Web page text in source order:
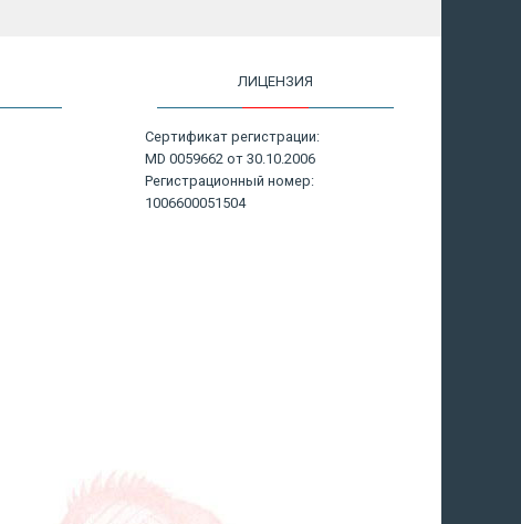
ЛИЦЕНЗИЯ
Сертификат регистрации:
MD 0059662 от 30.10.2006
Регистрационный номер:
1006600051504